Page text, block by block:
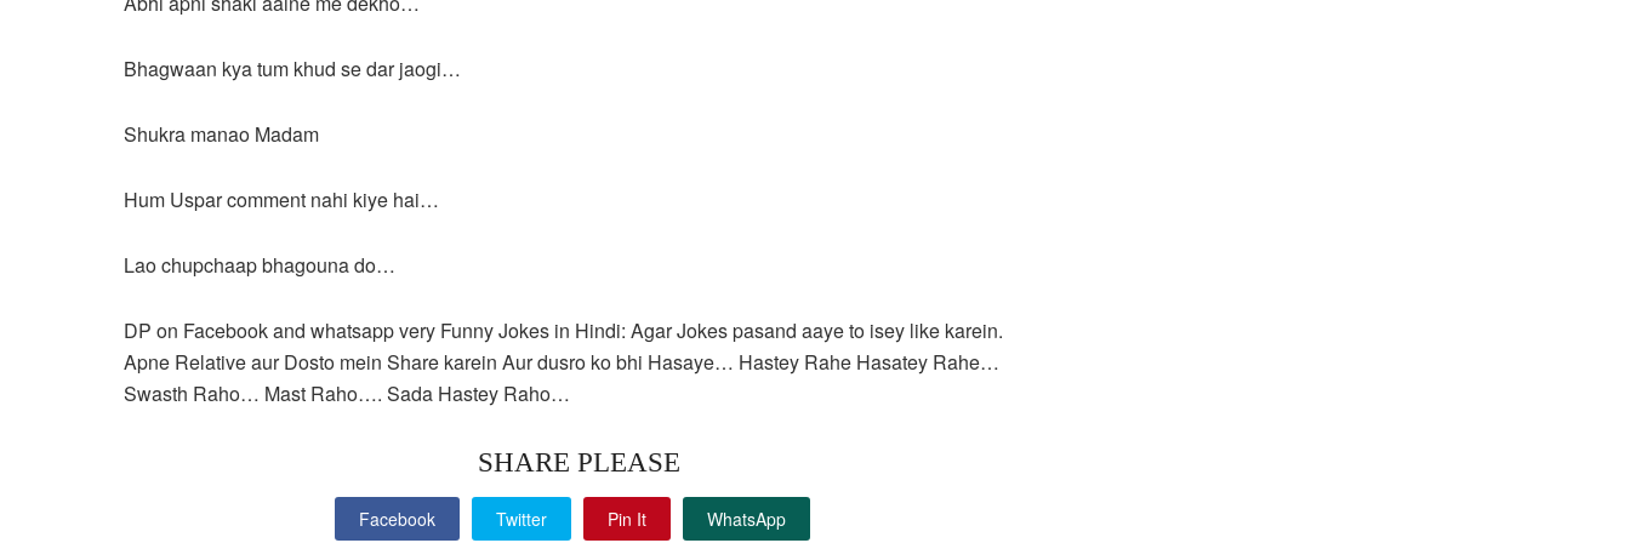
Bhagwaan kya tum khud se dar jaogi…
Shukra manao Madam
Hum Uspar comment nahi kiye hai…
Lao chupchaap bhagouna do…
DP on Facebook and whatsapp very Funny Jokes in Hindi: Agar Jokes pasand aaye to isey like karein.
Apne Relative aur Dosto mein Share karein Aur dusro ko bhi Hasaye… Hastey Rahe Hasatey Rahe…
Swasth Raho… Mast Raho…. Sada Hastey Raho…
SHARE PLEASE
Facebook Twitter Pin It WhatsApp